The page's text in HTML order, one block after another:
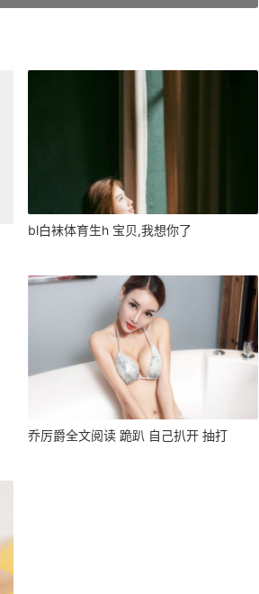
bl白袜体育生h 宝贝,我想你了
乔厉爵全文阅读 跪趴 自己扒开 抽打